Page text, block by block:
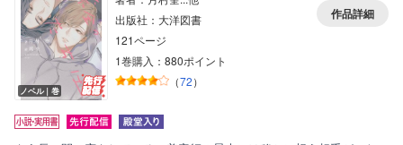
ノベル｜巻
出版社：大洋図書
121ページ
1巻購入：880ポイント
（72）
作品詳細